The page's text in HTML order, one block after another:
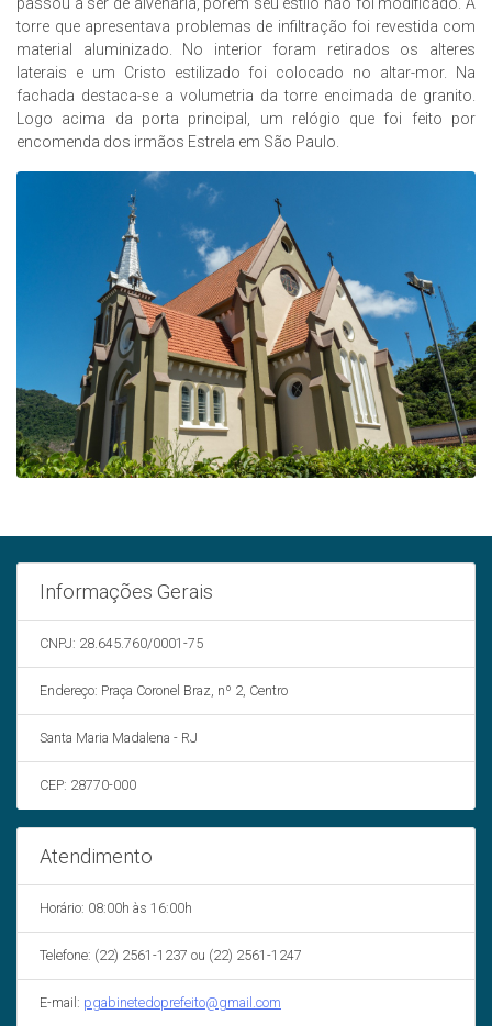
passou a ser de alvenaria, porém seu estilo não foi modificado. A
torre que apresentava problemas de infiltração foi revestida com
material aluminizado. No interior foram retirados os alteres
laterais e um Cristo estilizado foi colocado no altar-mor. Na
fachada destaca-se a volumetria da torre encimada de granito.
Logo acima da porta principal, um relógio que foi feito por
encomenda dos irmãos Estrela em São Paulo.
Informações Gerais
CNPJ: 28.645.760/0001-75
Endereço: Praça Coronel Braz, nº 2, Centro
Santa Maria Madalena - RJ
CEP: 28770-000
Atendimento
Horário: 08:00h às 16:00h
Telefone: (22) 2561-1237 ou (22) 2561-1247
E-mail: pgabinetedoprefeito@gmail.com